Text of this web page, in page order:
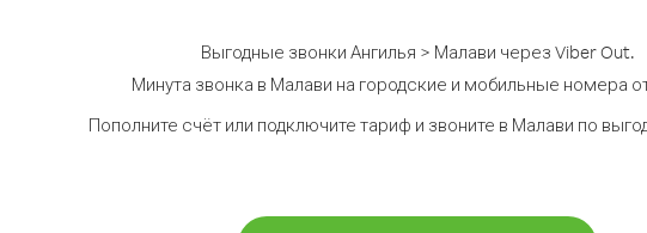
Выгодные звонки Ангилья > Малави через Viber Out.
Минута звонка в Малави на городские и мобильные номера
Пополните счёт или подключите тариф и звоните в Малави по